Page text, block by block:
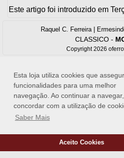
Esta loja utiliza cookies que
funcionalidades para uma melhor
navegação. Ao continuar a
concordar com a utilização de
Saber Mais
Aceito Cookies
Este artigo foi introduzido em
Raquel C. Ferreira |
CLASSICO -
Copyright 2026